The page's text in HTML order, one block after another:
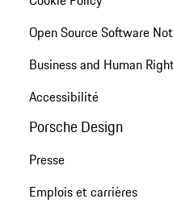
Open Source Software
Business and Human
Accessibilité
Porsche Design
Presse
Emplois et carrières